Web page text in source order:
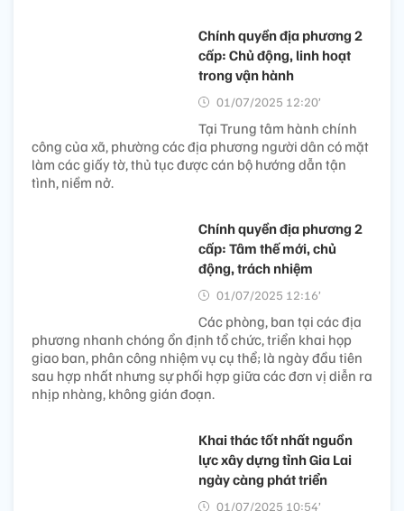
Chính quyền địa phương 2
cấp: Chủ động, linh hoạt
trong vận hành
01/07/2025 12:20’
Tại Trung tâm hành chính
công của xã, phường các địa phương người dân có mặt
làm các giấy tờ, thủ tục được cán bộ hướng dẫn tận
tình, niềm nở.
Chính quyền địa phương 2
cấp: Tâm thế mới, chủ
động, trách nhiệm
01/07/2025 12:16’
Các phòng, ban tại các địa
phương nhanh chóng ổn định tổ chức, triển khai họp
giao ban, phân công nhiệm vụ cụ thể; là ngày đầu tiên
sau hợp nhất nhưng sự phối hợp giữa các đơn vị diễn ra
nhịp nhàng, không gián đoạn.
Khai thác tốt nhất nguồn
lực xây dựng tỉnh Gia Lai
ngày càng phát triển
01/07/2025 10:54’